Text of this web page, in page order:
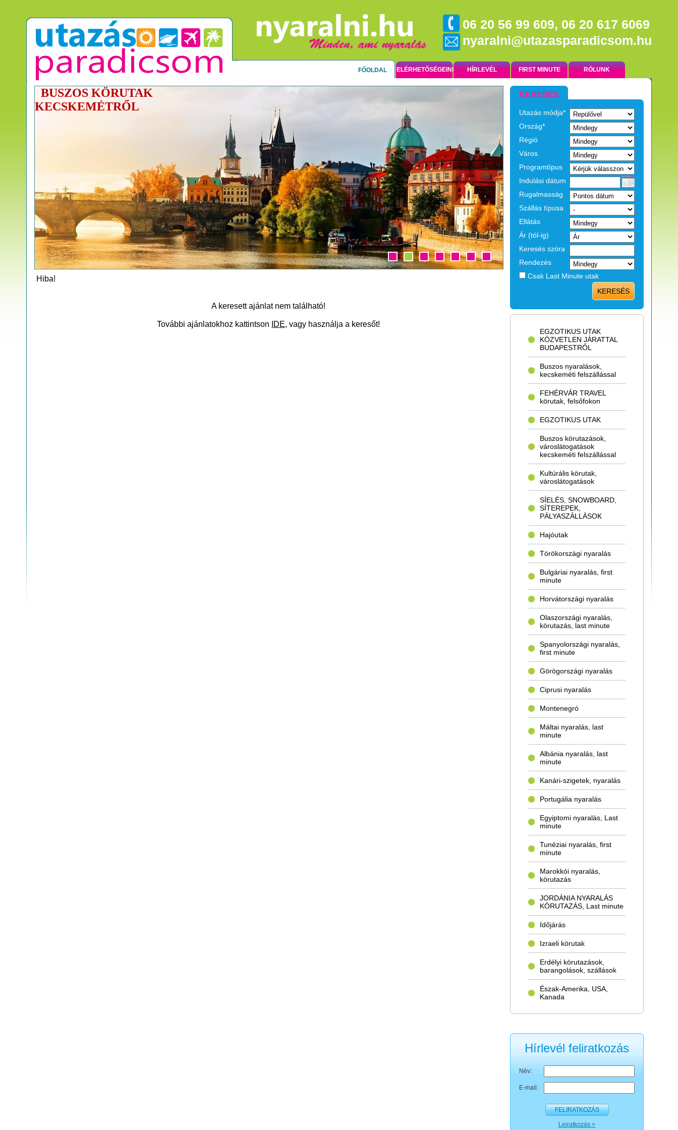
06 20 56 99 609, 06 20 617 6069
nyaralni@utazasparadicsom.hu
FŐOLDAL ELÉRHETŐSÉGEINK HÍRLEVÉL FIRST MINUTE RÓLUNK
BUSZOS KÖRUTAK
KECSKEMÉTRŐL
EGZOTIKUS UTAK
Hiba!
A keresett ajánlat nem található!
További ajánlatokhoz kattintson IDE, vagy használja a keresőt!
KERESÉS
Utazás módja*
Ország*
Régió
Város
Programtípus
Indulási dátum
Rugalmasság
Szállás típusa
Ellátás
Ár (tól-ig)
Keresés szóra
Rendezés
Csak Last Minute utak
KERESÉS
EGZOTIKUS UTAK
KÖZVETLEN JÁRATTAL
BUDAPESTRŐL
Buszos nyaralások,
kecskeméti felszállással
FEHÉRVÁR TRAVEL
körutak, felsőfokon
EGZOTIKUS UTAK
Buszos körutazások,
városlátogatások
kecskeméti felszállással
Kultúrális körutak,
városlátogatások
SÍELÉS, SNOWBOARD,
SÍTEREPEK,
PÁLYASZÁLLÁSOK
Hajóutak
Törökországi nyaralás
Bulgáriai nyaralás, first
minute
Horvátországi nyaralás
Olaszországi nyaralás,
körutazás, last minute
Spanyolországi nyaralás,
first minute
Görögországi nyaralás
Ciprusi nyaralás
Montenegró
Máltai nyaralás, last
minute
Albánia nyaralás, last
minute
Kanári-szigetek, nyaralás
Portugália nyaralás
Egyiptomi nyaralás, Last
minute
Tunéziai nyaralás, first
minute
Marokkói nyaralás,
körutazás
JORDÁNIA NYARALÁS
KÖRUTAZÁS, Last minute
Időjárás
Izraeli körutak
Erdélyi körutazások,
barangolások, szállások
Észak-Amerika, USA,
Kanada
Hírlevél feliratkozás
Név:
E-mail:
FELIRATKOZÁS
Leiratkozás >